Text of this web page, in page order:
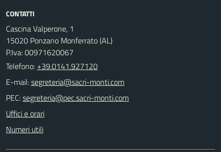
CONTATTI
Cascina Valperone, 1
15020 Ponzano Monferrato (AL)
P.Iva: 00971620067
Telefono: +39.0141.927120
E-mail:
PEC:
Uffici e orari
Numeri utili